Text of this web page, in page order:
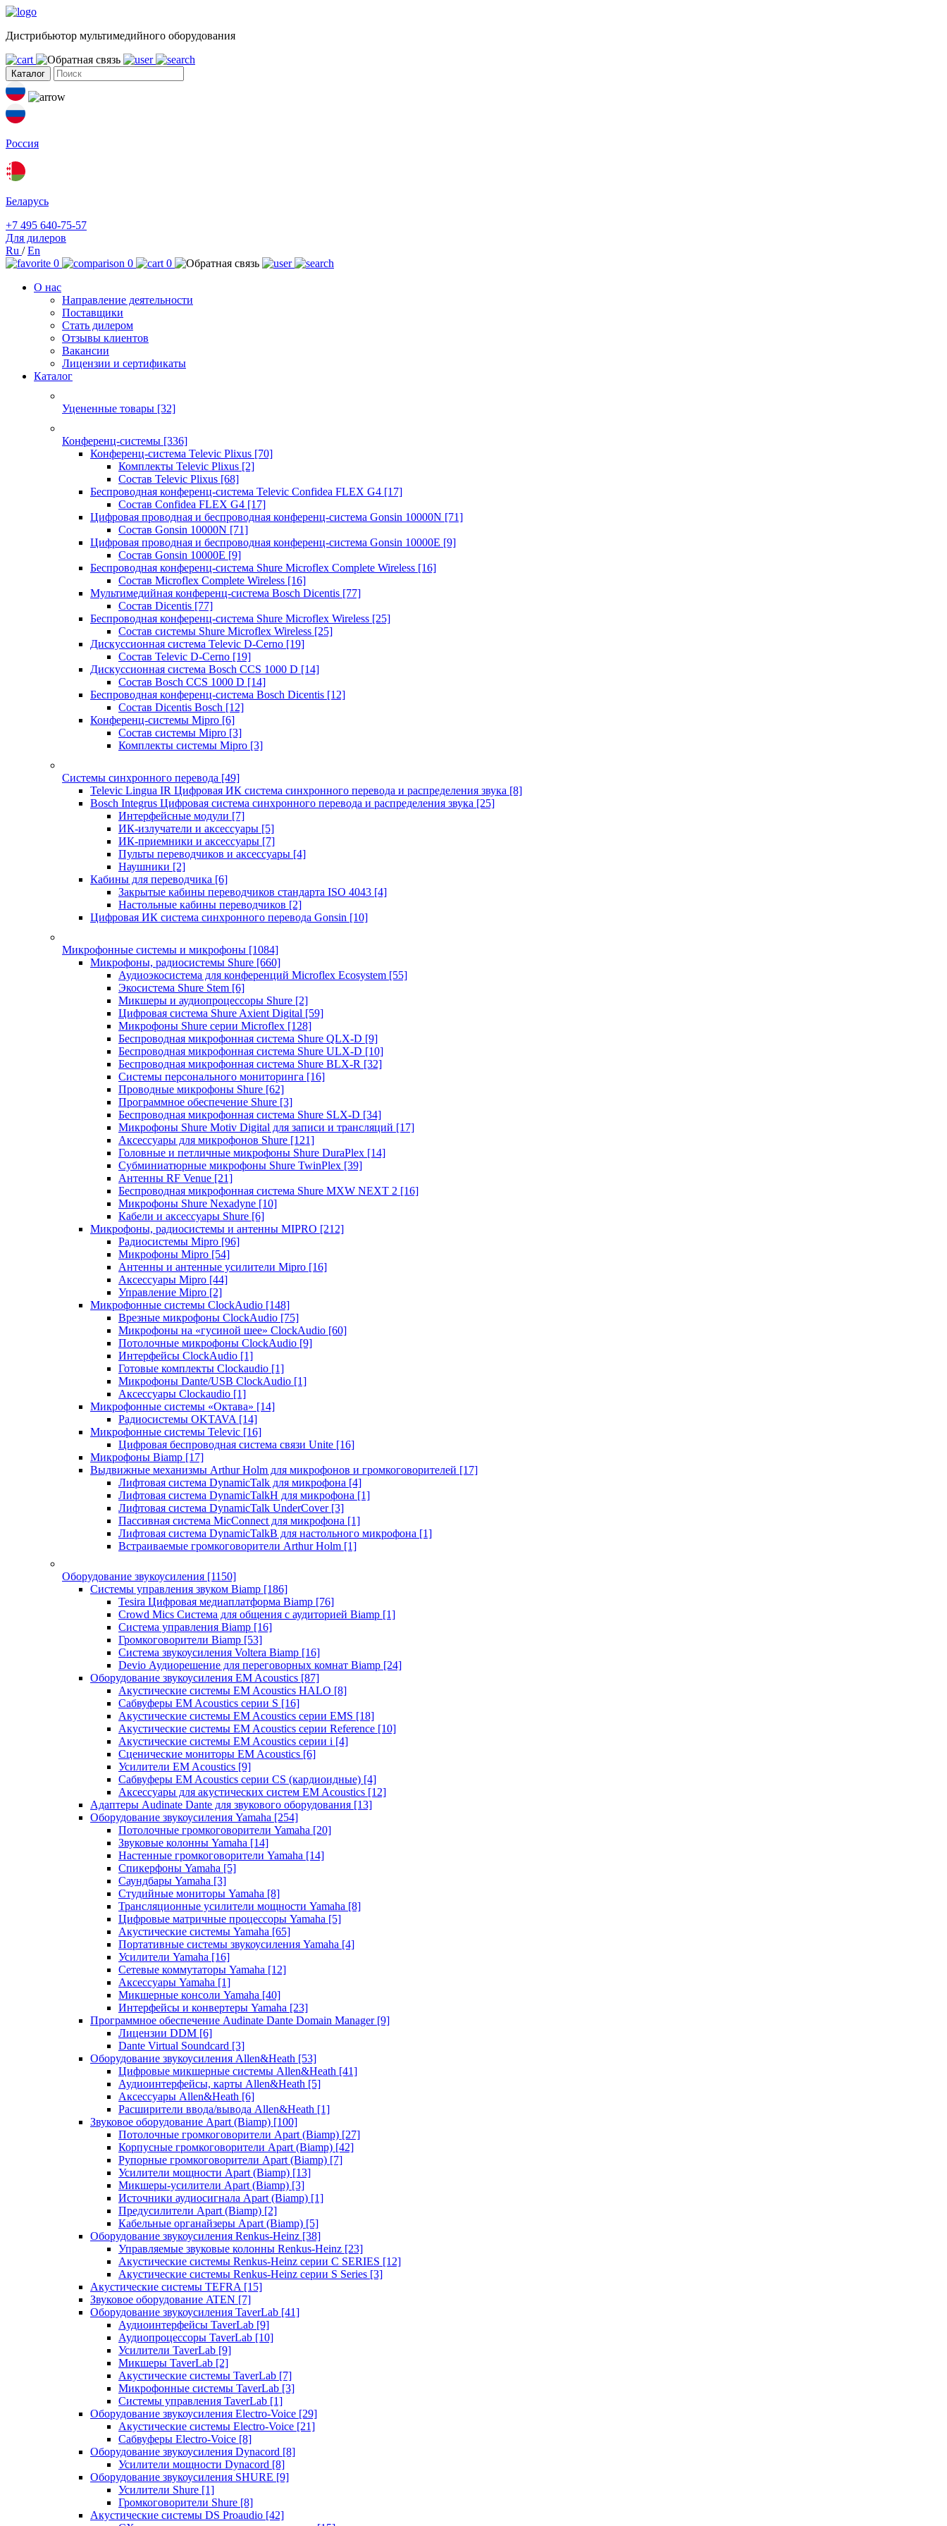
Дистрибьютор мультимедийного оборудования
Каталог
Россия
Беларусь
+7 495 640-75-57
Для дилеров
Ru /En
0
0
0
О нас
Направление деятельности
Поставщики
Стать дилером
Отзывы клиентов
Вакансии
Лицензии и сертификаты
Каталог
Уцененные товары [32]
Конференц-системы [336]
Конференц-система Televic Plixus [70]
Комплекты Televic Plixus [2]
Состав Televic Plixus [68]
Беспроводная конференц-система Televic Confidea FLEX G4 [17]
Состав Confidea FLEX G4 [17]
Цифровая проводная и беспроводная конференц-система Gonsin 10000N [71]
Состав Gonsin 10000N [71]
Цифровая проводная и беспроводная конференц-система Gonsin 10000E [9]
Состав Gonsin 10000E [9]
Беспроводная конференц-система Shure Microflex Complete Wireless [16]
Состав Microflex Complete Wireless [16]
Мультимедийная конференц-система Bosch Dicentis [77]
Состав Dicentis [77]
Беспроводная конференц-система Shure Microflex Wireless [25]
Состав системы Shure Microflex Wireless [25]
Дискуссионная система Televic D-Cerno [19]
Состав Televic D-Cerno [19]
Дискуссионная система Bosch CCS 1000 D [14]
Состав Bosch CCS 1000 D [14]
Беспроводная конференц-система Bosch Dicentis [12]
Состав Dicentis Bosch [12]
Конференц-системы Mipro [6]
Состав системы Mipro [3]
Комплекты системы Mipro [3]
Системы синхронного перевода [49]
Televic Lingua IR Цифровая ИК система синхронного перевода и распределения звука [8]
Bosch Integrus Цифровая система синхронного перевода и распределения звука [25]
Интерфейсные модули [7]
ИК-излучатели и аксессуары [5]
ИК-приемники и аксессуары [7]
Пульты переводчиков и аксессуары [4]
Наушники [2]
Кабины для переводчика [6]
Закрытые кабины переводчиков стандарта ISO 4043 [4]
Настольные кабины переводчиков [2]
Цифровая ИК система синхронного перевода Gonsin [10]
Микрофонные системы и микрофоны [1084]
Микрофоны, радиосистемы Shure [660]
Аудиоэкосистема для конференций Microflex Ecosystem [55]
Экосистема Shure Stem [6]
Микшеры и аудиопроцессоры Shure [2]
Цифровая система Shure Axient Digital [59]
Микрофоны Shure серии Microflex [128]
Беспроводная микрофонная система Shure QLX-D [9]
Беспроводная микрофонная система Shure ULX-D [10]
Беспроводная микрофонная система Shure BLX-R [32]
Системы персонального мониторинга [16]
Проводные микрофоны Shure [62]
Программное обеспечение Shure [3]
Беспроводная микрофонная система Shure SLX-D [34]
Микрофоны Shure Motiv Digital для записи и трансляций [17]
Аксессуары для микрофонов Shure [121]
Головные и петличные микрофоны Shure DuraPlex [14]
Субминиатюрные микрофоны Shure TwinPlex [39]
Антенны RF Venue [21]
Беспроводная микрофонная система Shure MXW NEXT 2 [16]
Микрофоны Shure Nexadyne [10]
Кабели и аксессуары Shure [6]
Микрофоны, радиосистемы и антенны MIPRO [212]
Радиосистемы Mipro [96]
Микрофоны Mipro [54]
Антенны и антенные усилители Mipro [16]
Аксессуары Mipro [44]
Управление Mipro [2]
Микрофонные системы ClockAudio [148]
Врезные микрофоны ClockAudio [75]
Микрофоны на «гусиной шее» ClockAudio [60]
Потолочные микрофоны ClockAudio [9]
Интерфейсы ClockAudio [1]
Готовые комплекты Clockaudio [1]
Микрофоны Dante/USB ClockAudio [1]
Аксессуары Clockaudio [1]
Микрофонные системы «Октава» [14]
Радиосистемы OKTAVA [14]
Микрофонные системы Televic [16]
Цифровая беспроводная система связи Unite [16]
Микрофоны Biamp [17]
Выдвижные механизмы Arthur Holm для микрофонов и громкоговорителей [17]
Лифтовая система DynamicTalk для микрофона [4]
Лифтовая система DynamicTalkH для микрофона [1]
Лифтовая система DynamicTalk UnderCover [3]
Пассивная система MicConnect для микрофона [1]
Лифтовая система DynamicTalkB для настольного микрофона [1]
Встраиваемые громкоговорители Arthur Holm [1]
Оборудование звукоусиления [1150]
Системы управления звуком Biamp [186]
Tesira Цифровая медиаплатформа Biamp [76]
Crowd Mics Система для общения с аудиторией Biamp [1]
Система управления Biamp [16]
Громкоговорители Biamp [53]
Система звукоусиления Voltera Biamp [16]
Devio Аудиорешение для переговорных комнат Biamp [24]
Оборудование звукоусиления EM Acoustics [87]
Акустические системы EM Acoustics HALO [8]
Сабвуферы EM Acoustics серии S [16]
Акустические системы EM Acoustics серии EMS [18]
Акустические системы EM Acoustics серии Reference [10]
Акустические системы EM Acoustics серии i [4]
Сценические мониторы EM Acoustics [6]
Усилители EM Acoustics [9]
Сабвуферы EM Acoustics серии CS (кардиоидные) [4]
Аксессуары для акустических систем EM Acoustics [12]
Адаптеры Audinate Dante для звукового оборудования [13]
Оборудование звукоусиления Yamaha [254]
Потолочные громкоговорители Yamaha [20]
Звуковые колонны Yamaha [14]
Настенные громкоговорители Yamaha [14]
Спикерфоны Yamaha [5]
Саундбары Yamaha [3]
Студийные мониторы Yamaha [8]
Трансляционные усилители мощности Yamaha [8]
Цифровые матричные процессоры Yamaha [5]
Акустические системы Yamaha [65]
Портативные системы звукоусиления Yamaha [4]
Усилители Yamaha [16]
Сетевые коммутаторы Yamaha [12]
Аксессуары Yamaha [1]
Микшерные консоли Yamaha [40]
Интерфейсы и конвертеры Yamaha [23]
Программное обеспечение Audinate Dante Domain Manager [9]
Лицензии DDM [6]
Dante Virtual Soundcard [3]
Оборудование звукоусиления Allen&Heath [53]
Цифровые микшерные системы Allen&Heath [41]
Аудиоинтерфейсы, карты Allen&Heath [5]
Аксессуары Allen&Heath [6]
Расширители ввода/вывода Allen&Heath [1]
Звуковое оборудование Apart (Biamp) [100]
Потолочные громкоговорители Apart (Biamp) [27]
Корпусные громкоговорители Apart (Biamp) [42]
Рупорные громкоговорители Apart (Biamp) [7]
Усилители мощности Apart (Biamp) [13]
Микшеры-усилители Apart (Biamp) [3]
Источники аудиосигнала Apart (Biamp) [1]
Предусилители Apart (Biamp) [2]
Кабельные органайзеры Apart (Biamp) [5]
Оборудование звукоусиления Renkus-Heinz [38]
Управляемые звуковые колонны Renkus-Heinz [23]
Акустические системы Renkus-Heinz серии C SERIES [12]
Акустические системы Renkus-Heinz серии S Series [3]
Акустические системы TEFRA [15]
Звуковое оборудование ATEN [7]
Оборудование звукоусиления TaverLab [41]
Аудиоинтерфейсы TaverLab [9]
Аудиопроцессоры TaverLab [10]
Усилители TaverLab [9]
Микшеры TaverLab [2]
Акустические системы TaverLab [7]
Микрофонные системы TaverLab [3]
Системы управления TaverLab [1]
Оборудование звукоусиления Electro-Voice [29]
Акустические системы Electro-Voice [21]
Сабвуферы Electro-Voice [8]
Оборудование звукоусиления Dynacord [8]
Усилители мощности Dynacord [8]
Оборудование звукоусиления SHURE [9]
Усилители Shure [1]
Громкоговорители Shure [8]
Акустические системы DS Proaudio [42]